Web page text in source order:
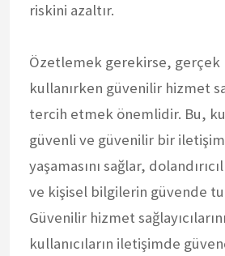
riskini azaltır.
Özetlemek gerekirse, gerçek
kullanırken güvenilir hizmet
tercih etmek önemlidir. Bu,
güvenli ve güvenilir bir
yaşamasını sağlar,
ve kişisel bilgilerin güvende
Güvenilir hizmet
kullanıcıların iletişimde